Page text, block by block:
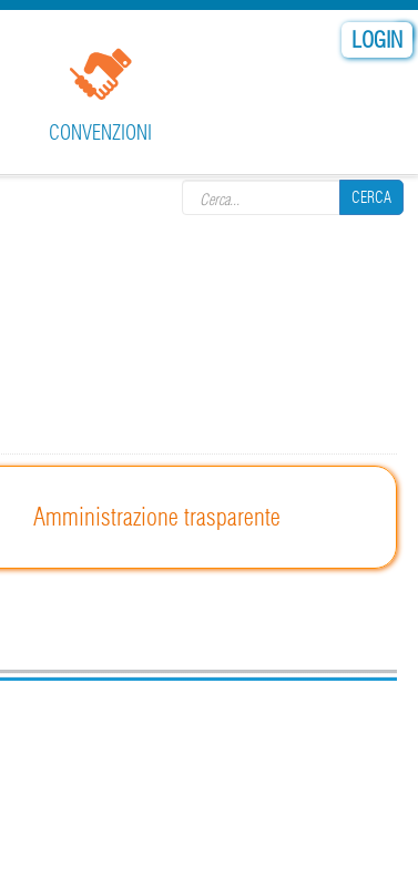
LOGIN
CERCA
CONVENZIONI
Amministrazione trasparente